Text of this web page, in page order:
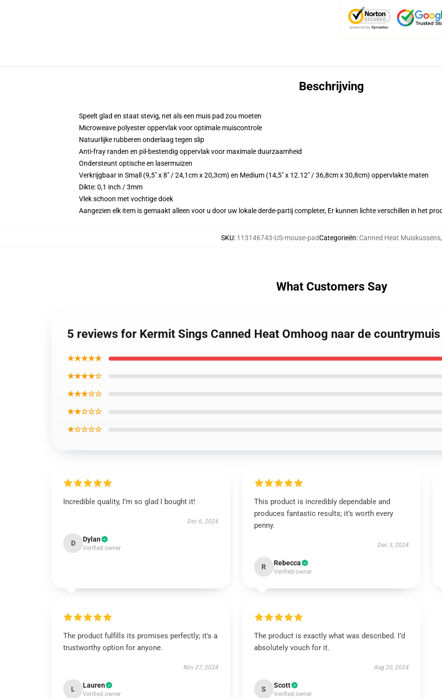
Beschrijving
Speelt glad en staat stevig, net als een muis pad zou moeten
Microweave polyester oppervlak voor optimale muiscontrole
Natuurlijke rubberen onderlaag tegen slip
Anti-fray randen en pil-bestendig oppervlak voor maximale duurzaamheid
Ondersteunt optische en lasermuizen
Verkrijgbaar in Small (9,5" x 8" / 24,1cm x 20,3cm) en Medium (14,5" x 12.12" / 36,8cm x 30,8cm) oppervlakte maten
Dikte: 0,1 inch / 3mm
Vlek schoon met vochtige doek
Aangezien elk item is gemaakt alleen voor u door uw lokale derde-partij completer, Er kunnen lichte verschillen in het
SKU: 113146743-US-mouse-padCategorieën: Canned Heat Muiskussens,
What Customers Say
5 reviews for Kermit Sings Canned Heat Omhoog naar de countrymuis
★★★★★
★★★★☆
★★★☆☆
★★☆☆☆
★☆☆☆☆
Incredible quality, I’m so glad I bought it!
Dec 6, 2024
D Dylan
Verified owner
This product is incredibly dependable and
produces fantastic results; it’s worth every
penny.
Dec 3, 2024
R Rebecca
Verified owner
The product fulfills its promises perfectly; it's a
trustworthy option for anyone.
Nov 27, 2024
L Lauren
Verified owner
The product is exactly what was described. I’d
absolutely vouch for it.
Aug 20, 2024
S Scott
Verified owner